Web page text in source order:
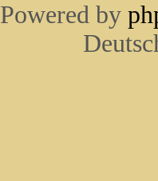
Powered by